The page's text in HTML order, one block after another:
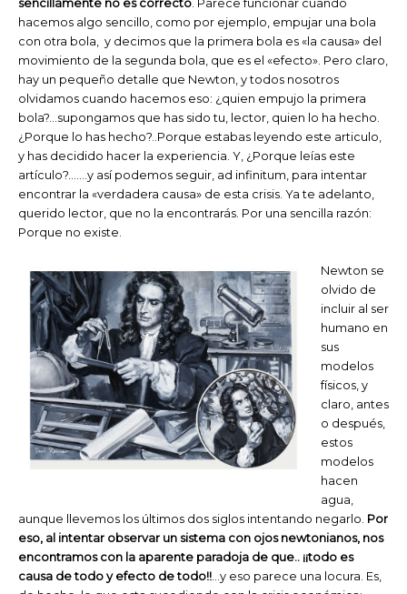
sencillamente no es correcto. Parece funcionar cuando
hacemos algo sencillo, como por ejemplo, empujar una bola
con otra bola, y decimos que la primera bola es «la causa» del
movimiento de la segunda bola, que es el «efecto». Pero claro,
hay un pequeño detalle que Newton, y todos nosotros
olvidamos cuando hacemos eso: ¿quien empujo la primera
bola?…supongamos que has sido tu, lector, quien lo ha hecho.
¿Porque lo has hecho?..Porque estabas leyendo este articulo,
y has decidido hacer la experiencia. Y, ¿Porque leías este
artículo?…….y así podemos seguir, ad infinitum, para intentar
encontrar la «verdadera causa» de esta crisis. Ya te adelanto,
querido lector, que no la encontrarás. Por una sencilla razón:
Porque no existe.
Newton se
olvido de
incluir al ser
humano en
sus
modelos
físicos, y
claro, antes
o después,
estos
modelos
hacen
agua,
aunque llevemos los últimos dos siglos intentando negarlo. Por
eso, al intentar observar un sistema con ojos newtonianos, nos
encontramos con la aparente paradoja de que.. ¡¡todo es
causa de todo y efecto de todo!! …y eso parece una locura. Es,